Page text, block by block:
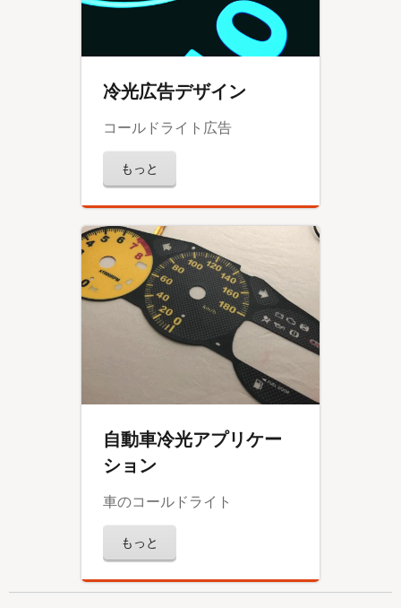
冷光広告デザイン
コールドライト広告
もっと
自動車冷光アプリケー
ション
車のコールドライト
もっと